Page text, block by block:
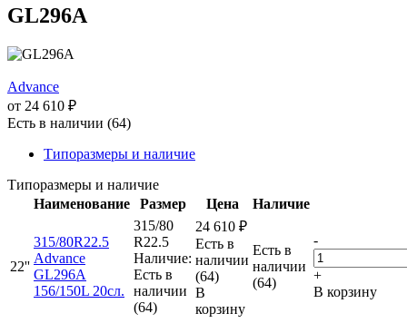
GL296A
Advance
от 24 610 ₽
Есть в наличии (64)
Типоразмеры и наличие
Типоразмеры и наличие
Наименование
Размер Цена Наличие
22''
315/80R22.5
Advance
GL296A
156/150L 20сл.
315/80
R22.5
Наличие:
Есть в
наличии
(64)
24 610 ₽
Есть в
наличии
(64)
В
корзину
Есть в
наличии
(64)
-
+
В корзину